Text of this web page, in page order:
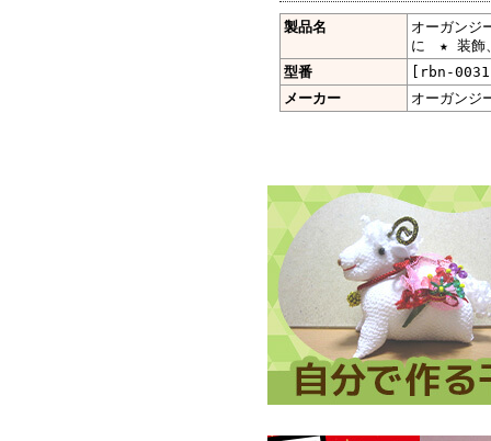
製品名
オーガン
に ★ 装飾
型番
[rbn-
メーカー
オーガンジ